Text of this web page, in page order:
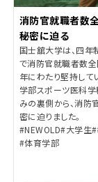
消防官就職者数
秘密に迫る
国士舘大学は、四年
で消防官就職者数
年にわたり堅持して
学部スポーツ医科学
みの裏側から、消防
密に迫りました。
#NEWOLD#大学生
#体育学部